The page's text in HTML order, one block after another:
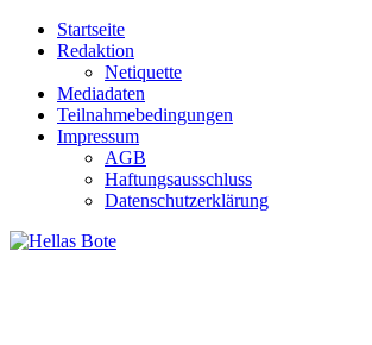
Zum
Inhalt
Startseite
Redaktion
Netiquette
Mediadaten
Teilnahmebedingungen
Impressum
AGB
Haftungsausschluss
Datenschutzerklärung